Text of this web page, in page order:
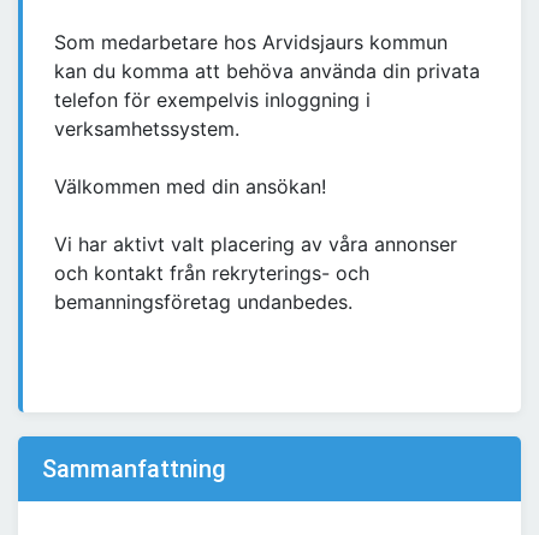
Som medarbetare hos Arvidsjaurs kommun
kan du komma att behöva använda din privata
telefon för exempelvis inloggning i
verksamhetssystem.
Välkommen med din ansökan!
Vi har aktivt valt placering av våra annonser
och kontakt från rekryterings- och
bemanningsföretag undanbedes.
Sammanfattning